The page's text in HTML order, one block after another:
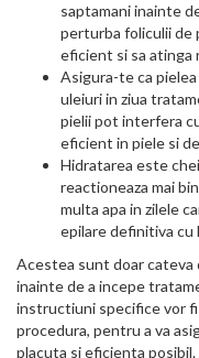
saptamani inainte
perturba foliculii de
eficient si sa
Asigura-te ca
uleiuri in ziua
pielii pot interfera
eficient in piele si
Hidratarea este
reactioneaza mai
multa apa in zilele
epilare definitiva cu
Acestea sunt doar cateva
inainte de a incepe
instructiuni specifice vor
procedura, pentru a va
placuta si eficienta